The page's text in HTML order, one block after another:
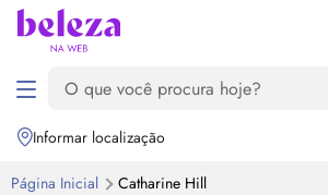
Informar localização
Página Inicial Catharine Hill